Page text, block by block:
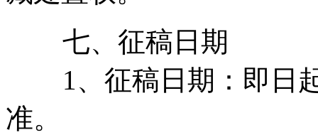
七、征稿日期
1、征稿日期：即日起
准。